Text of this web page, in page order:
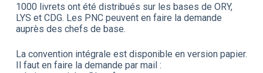
1000 livrets ont été distribués sur les bases de ORY,
LYS et CDG. Les PNC peuvent en faire la demande
auprès des chefs de base.
La convention intégrale est disponible en version papier.
Il faut en faire la demande par mail :